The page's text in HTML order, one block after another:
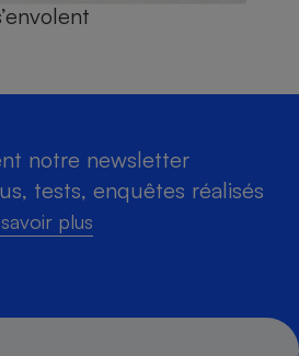
notre newsletter
tests, enquêtes réalisés
plus